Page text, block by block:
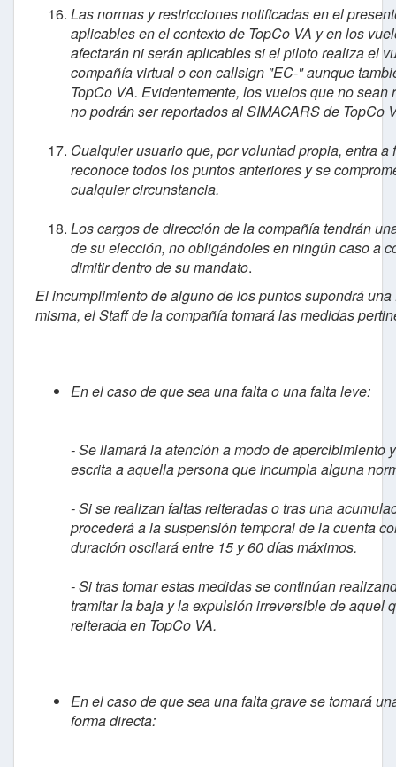
Las normas y restricciones notificadas en el
aplicables en el contexto de TopCo VA y en los
afectarán ni serán aplicables si el piloto realiza el
compañía virtual o con callsign "EC-" aunque
TopCo VA. Evidentemente, los vuelos que no
no podrán ser reportados al SIMACARS de TopCo
Cualquier usuario que, por voluntad propia, entra a
reconoce todos los puntos anteriores y se
cualquier circunstancia.
Los cargos de dirección de la compañía tendrán
de su elección, no obligándoles en ningún caso a
dimitir dentro de su mandato.
El incumplimiento de alguno de los puntos supondrá
misma, el Staff de la compañía tomará las medidas
En el caso de que sea una falta o una falta leve:
- Se llamará la atención a modo de apercibimiento
escrita a aquella persona que incumpla alguna
- Si se realizan faltas reiteradas o tras una
procederá a la suspensión temporal de la cuenta
duración oscilará entre 15 y 60 días máximos.
- Si tras tomar estas medidas se continúan
tramitar la baja y la expulsión irreversible de aquel
reiterada en TopCo VA.
En el caso de que sea una falta grave se tomará
forma directa: